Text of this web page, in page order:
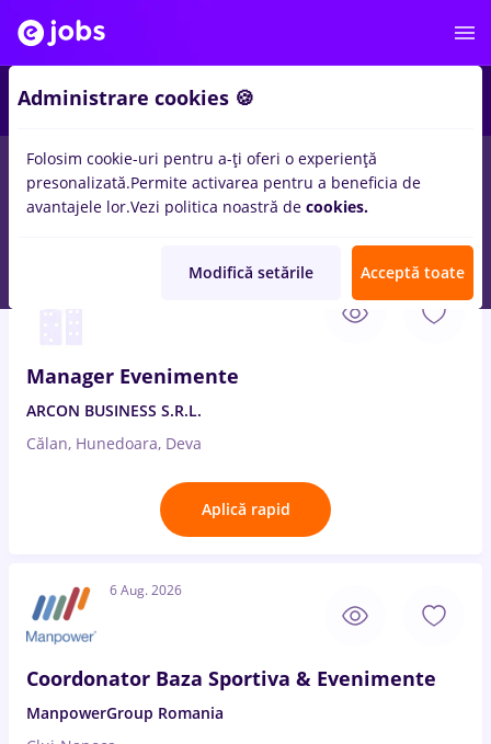
Salarii Remote (de acasă) București Cluj-
Manager Evenimente
ARCON BUSINESS S.R.L.
Călan, Hunedoara, Deva
Aplică rapid
6 Aug. 2026
Coordonator Baza Sportiva & Evenimente
ManpowerGroup Romania
Administrare cookies 🍪
Folosim cookie-uri pentru a-ți oferi o experiență
presonalizată.Permite activarea pentru a beneficia de
avantajele lor.Vezi politica noastră de cookies.
Modifică setările Acceptă toate